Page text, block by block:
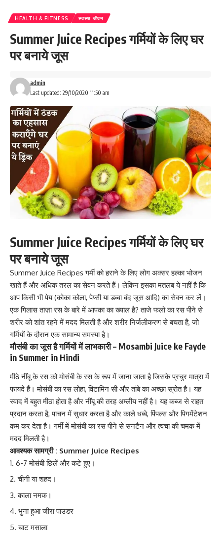
HEALTH & FITNESS स्वस्थ जीवन
Summer Juice Recipes गर्मियों के लिए घर
पर बनाये जूस
Last updated: 29/10/2020 11:50 am
admin
Summer Juice Recipes गर्मियों के लिए घर
पर बनाये जूस
Summer Juice Recipes गर्मी को हराने के लिए लोग अक्सर हल्का भोजन
खाते हैं और अधिक तरल का सेवन करते हैं। लेकिन इसका मतलब ये नहीं है कि
आप किसी भी पेय (कोका कोला, पेप्सी या डब्बा बंद जूस आदि) का सेवन कर लें।
एक गिलास ताज़ा रस के बारे में आपका का ख्याल है? ताजे फलो का रस पीने से
शरीर को शांत रहने में मदद मिलती है और शरीर निर्जलीकरण से बचता है,जो
गर्मियों के दौरान एक सामान्य समस्या है।
मौसंबी का जूस है गर्मियों में लाभकारी – Mosambi Juice ke Fayde
in Summer in Hindi
मीठे नींबू के रस कोमोसंबी के रस के रूप में जाना जाता हैजिसके प्रचुर मात्रा में
फायदे हैं। मोसंबी का रस लोहा, विटामिन सी और तांबे का अच्छा स्रोत है। यह
स्वाद में बहुत मीठा होता है और नींबू की तरह अम्लीय नहीं है। यह कब्ज से राहत
प्रदान करता है, पाचन में सुधार करता है और काले धब्बे, पिंपल्स और पिगमेंटेशन
कम कर देता है। गर्मी में मोसंबी का रस पीने से सनटैन और त्वचा की चमक में
मदद मिलती है।
आवश्यक सामग्री : Summer Juice Recipes
6-7 मोसंबी छिलें और कटे हुए।
चीनी या शहद।
काला नमक।
भुना हुआ जीरा पाउडर
चाट मसाला